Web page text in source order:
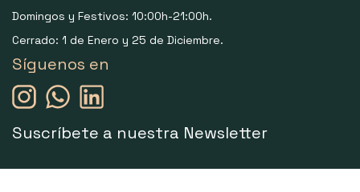
Domingos y Festivos: 10:00h-21:00h.
Cerrado: 1 de Enero y 25 de Diciembre.
Síguenos en
Suscríbete a nuestra Newsletter